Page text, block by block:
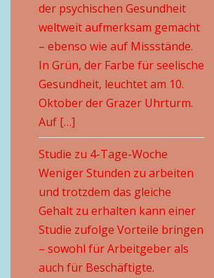
der psychischen Gesundheit
weltweit aufmerksam gemacht
– ebenso wie auf Missstände.
In Grün, der Farbe für seelische
Gesundheit, leuchtet am 10.
Oktober der Grazer Uhrturm.
Auf […]
Studie zu 4-Tage-Woche
Weniger Stunden zu arbeiten
und trotzdem das gleiche
Gehalt zu erhalten kann einer
Studie zufolge Vorteile bringen
– sowohl für Arbeitgeber als
auch für Beschäftigte.